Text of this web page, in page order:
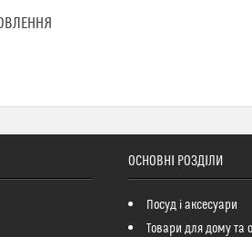
ОСНОВНІ РОЗДІЛИ
Посуд і аксесуари
Товари для дому та